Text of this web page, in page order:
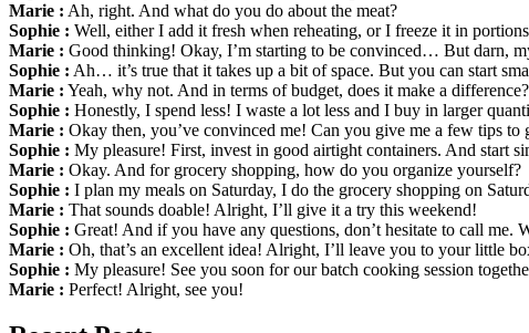
Marie : Ah, right. And what do you do about the meat?
Sophie : Well, either I add it fresh when reheating, or I freeze it in
Marie : Good thinking! Okay, I’m starting to be convinced… But darn,
Sophie : Ah… it’s true that it takes up a bit of space. But you can start
Marie : Yeah, why not. And in terms of budget, does it make a difference?
Sophie : Honestly, I spend less! I waste a lot less and I buy in larger
Marie : Okay then, you’ve convinced me! Can you give me a few tips to
Sophie : My pleasure! First, invest in good airtight containers. And start
Marie : Okay. And for grocery shopping, how do you organize yourself?
Sophie : I plan my meals on Saturday, I do the grocery shopping on
Marie : That sounds doable! Alright, I’ll give it a try this weekend!
Sophie : Great! And if you have any questions, don’t hesitate to call
Marie : Oh, that’s an excellent idea! Alright, I’ll leave you to your little
Sophie : My pleasure! See you soon for our batch cooking session
Marie : Perfect! Alright, see you!